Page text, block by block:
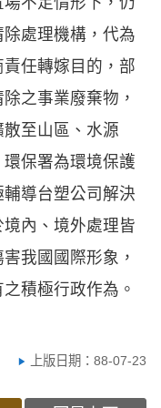
處理機構，代為
任轉嫁目的，部
之事業廢棄物，
至山區、水源
保署為環境保護
導台塑公司解決
內、境外處理皆
我國國際形象，
積極行政作為。
上版日期：88-07-23